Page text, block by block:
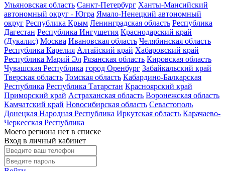
Ульяновская область Санкт-Петербург Ханты-Мансийский
автономный округ - Югра Ямало-Ненецкий автономный
округ Республика Крым Ленинградская область Республика
Дагестан Республика Ингушетия Краснодарский край
(Дукалис) Москва Ивановская область Челябинская область
Республика Карелия Алтайский край Хабаровский край
Республика Марий Эл Рязанская область Кировская область
Чувашская Республика город Оренбург Забайкальский край
Тверская область Томская область Кабардино-Балкарская
Республика Республика Татарстан Красноярский край
Приморский край Астраханская область Воронежская область
Камчатский край Новосибирская область Севастополь
Донецкая Народная Республика Иркутская область Карачаево-
Черкесская Республика
Моего региона нет в списке
Вход в личный кабинет